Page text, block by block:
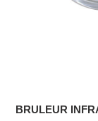
BRULEUR